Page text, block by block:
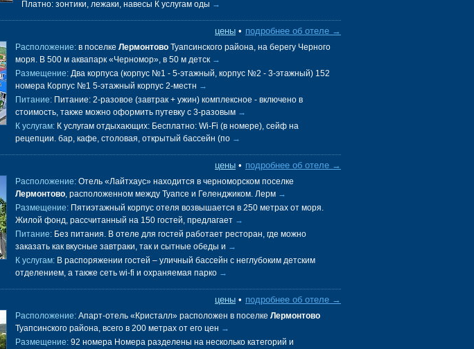
Платно: зонтики, лежаки, навесы К услугам оды →
подробнее об отеле →
цены •
Расположение: в поселке Лермонтово Туапсинского района, на берегу Черного
моря. В 500 м аквапарк «Черномор», в 50 м детск →
Размещение: Два корпуса (корпус №1 - 5-этажный, корпус №2 - 3-этажный) 152
номера Корпус №1 5-этажный корпус 2-местн →
Питание: Питание: 2-разовое (завтрак + ужин) комплексное - включено в
стоимость, также можно оформить путевку с 3-разовым →
К услугам: К услугам отдыхающих: Бесплатно: Wi-Fi (в номере), сейф на
рецепции. бар, кафе, столовая, открытый бассейн (по →
подробнее об отеле →
цены •
Расположение: Отель «Лайтхаус» находится в черноморском поселке
Лермонтово, расположенном между Туапсе и Геленджиком. Лерм →
Размещение: Пятиэтажный корпус отеля возвышается в 250 метрах от моря.
Жилой фонд, рассчитанный на 150 гостей, предлагает →
Питание: Без питания. В отеле для гостей работает ресторан, где можно
заказать как вкусные завтраки, так и сытные обеды и →
К услугам: В распоряжении гостей – уличный бассейн с неглубоким детским
отделением, а также сеть wi-fi и охраняемая парко →
подробнее об отеле →
цены •
Расположение: Апарт-отель «Кристалл» расположен в поселке Лермонтово
Туапсинского района, всего в 200 метрах от его цен →
Размещение: 92 номера Номера разделены на несколько категорий и